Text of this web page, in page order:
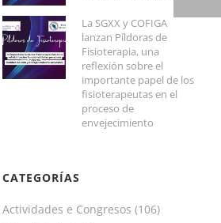
La SGXX y COFIGA
lanzan Píldoras de
Fisioterapia, una
reflexión sobre el
importante papel de los
fisioterapeutas en el
proceso de
envejecimiento
CATEGORÍAS
Actividades e Congresos (106)